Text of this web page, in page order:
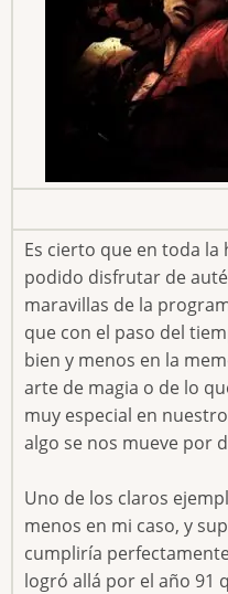
Es cierto que en toda
podido disfrutar de
maravillas de la
que con el paso del
bien y menos en la
arte de magia o de lo
muy especial en
algo se nos mueve por
Uno de los claros
menos en mi caso, y
cumpliría
logró allá por el año 91